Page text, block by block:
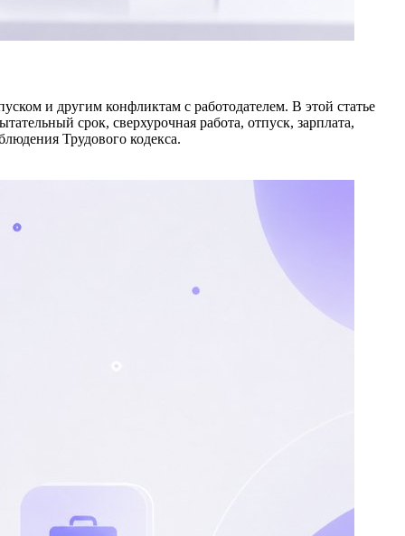
и другим конфликтам с работодателем. В этой статье
срок, сверхурочная работа, отпуск, зарплата,
Трудового кодекса.